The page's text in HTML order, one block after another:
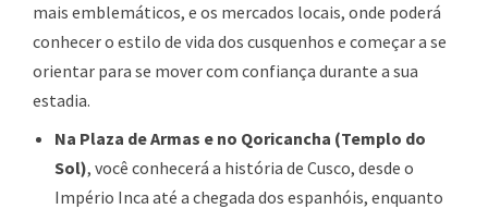
mais emblemáticos, e os mercados locais, onde poderá
conhecer o estilo de vida dos cusquenhos e começar a se
orientar para se mover com confiança durante a sua
estadia.
Na Plaza de Armas e no Qoricancha (Templo do
Sol), você conhecerá a história de Cusco, desde o
Império Inca até a chegada dos espanhóis, enquanto